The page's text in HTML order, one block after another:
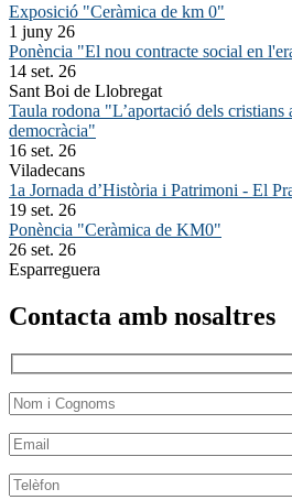
Exposició "Ceràmica de km 0"
1 juny 26
Ponència "El nou contracte social en
14 set. 26
Sant Boi de Llobregat
Taula rodona "L’aportació dels cristians
democràcia"
16 set. 26
Viladecans
1a Jornada d’Història i Patrimoni - El
19 set. 26
Ponència "Ceràmica de KM0"
26 set. 26
Esparreguera
Contacta amb nosaltres